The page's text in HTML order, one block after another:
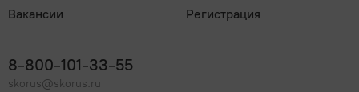
Вакансии Регистрация
8-800-101-33-55
skorus@skorus.ru